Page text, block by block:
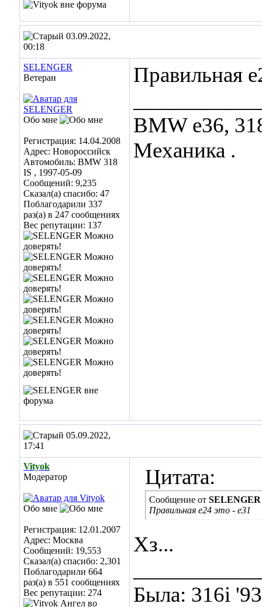
03.09.2022,
00:18
SELENGER
Ветеран
Обо мне
Регистрация: 14.04.2008
Адрес: Новороссийск
Автомобиль: BMW 318
IS , 1997-05-09
Сообщений: 9,235
Сказал(а) спасибо: 47
Поблагодарили 337
раз(а) в 247 сообщениях
Вес репутации: 137
Правильная
BMW е36,
Механика .
05.09.2022,
17:41
Vityok
Модератор
Обо мне
Регистрация: 12.01.2007
Адрес: Москва
Сообщений: 19,553
Сказал(а) спасибо: 2,301
Поблагодарили 664
раз(а) в 551 сообщениях
Вес репутации: 274
Цитата:
Сообщение от SELENGER
Правильная е24 это - е31
Хз...
Была: 316i